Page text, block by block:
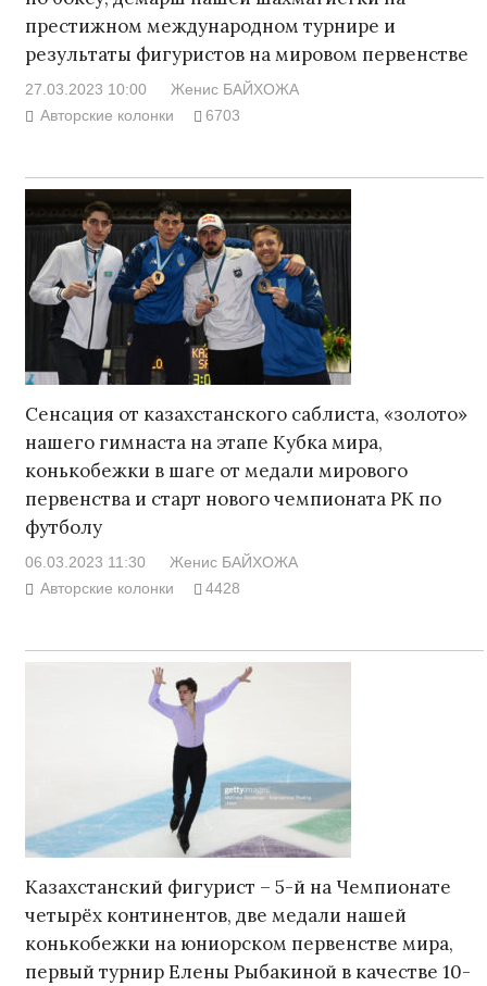
престижном международном турнире и
результаты фигуристов на мировом первенстве
27.03.2023 10:00
Женис БАЙХОЖА
Авторские колонки
6703
Сенсация от казахстанского саблиста, «золото»
нашего гимнаста на этапе Кубка мира,
конькобежки в шаге от медали мирового
первенства и старт нового чемпионата РК по
футболу
06.03.2023 11:30
Женис БАЙХОЖА
Авторские колонки
4428
Казахстанский фигурист – 5-й на Чемпионате
четырёх континентов, две медали нашей
конькобежки на юниорском первенстве мира,
первый турнир Елены Рыбакиной в качестве 10-